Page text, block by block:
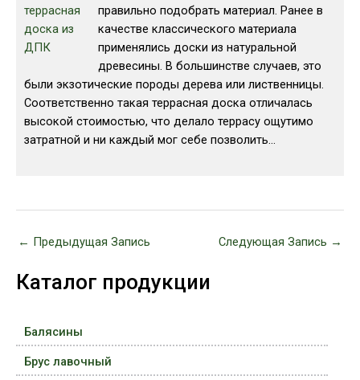
Каталог продукции
Балясины
Брус лавочный
правильно подобрать материал. Ранее в
качестве классического материала
применялись доски из натуральной
древесины. В большинстве случаев, это
были экзотические породы дерева или лиственницы.
Соответственно такая террасная доска отличалась
высокой стоимостью, что делало террасу ощутимо
затратной и ни каждый мог себе позволить…
← Предыдущая Запись Следующая Запись →